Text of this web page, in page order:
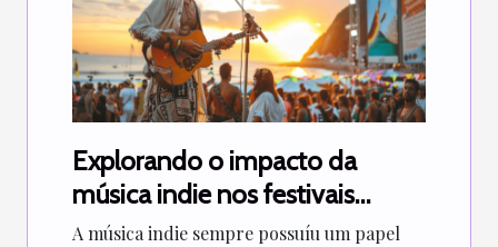
Explorando o impacto da
música indie nos festivais
brasileiros
A música indie sempre possuíu um papel